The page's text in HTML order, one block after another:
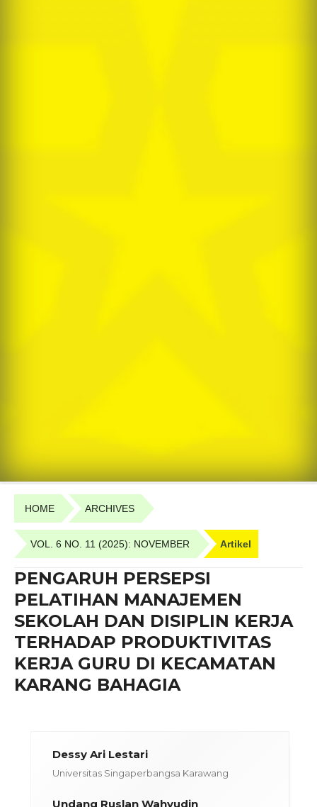
HOME ARCHIVES
VOL. 6 NO. 11 (2025): NOVEMBER Artikel
PENGARUH PERSEPSI
PELATIHAN MANAJEMEN
SEKOLAH DAN DISIPLIN KERJA
TERHADAP PRODUKTIVITAS
KERJA GURU DI KECAMATAN
KARANG BAHAGIA
Dessy Ari Lestari
Universitas Singaperbangsa Karawang
Undang Ruslan Wahyudin